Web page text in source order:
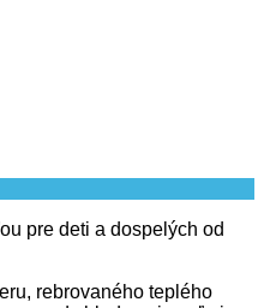
pre deti a dospelých od
rebrovaného teplého